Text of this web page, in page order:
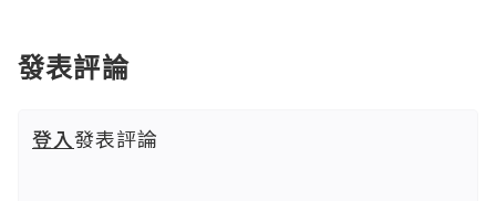
發表評論
登入發表評論